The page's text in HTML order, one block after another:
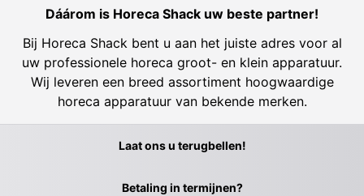
Dáárom is Horeca Shack uw beste partner!
Bij Horeca Shack bent u aan het juiste adres voor al
uw professionele horeca groot- en klein apparatuur.
Wij leveren een breed assortiment hoogwaardige
horeca apparatuur van bekende merken.
Laat ons u terugbellen!
Betaling in termijnen?